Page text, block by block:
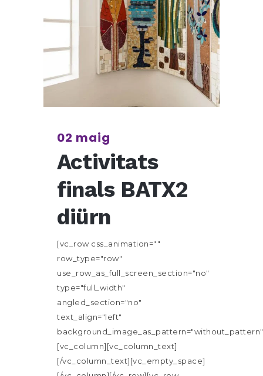
02 maig
Activitats
finals BATX2
diürn
[vc_row css_animation=""
row_type="row"
use_row_as_full_screen_section="no"
type="full_width"
angled_section="no"
text_align="left"
[vc_column][vc_column_text]
[/vc_column_text][vc_empty_space]